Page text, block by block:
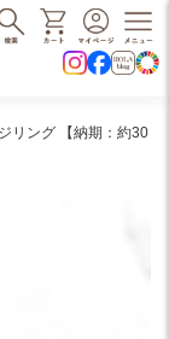
リング 【納期：約30